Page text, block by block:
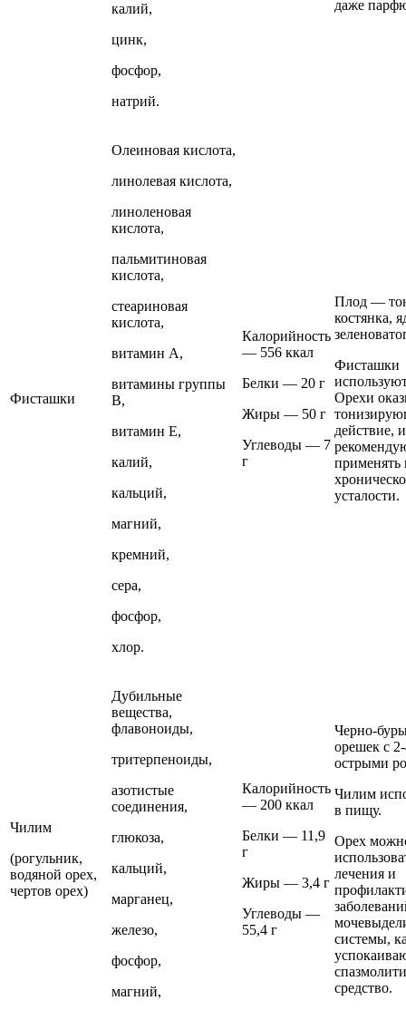
калий,
цинк,
фосфор,
натрий.
даже
Фисташки
Олеиновая кислота,
линолевая кислота,
линоленовая
кислота,
пальмитиновая
кислота,
стеариновая
кислота,
витамин А,
витамины группы
В,
витамин Е,
калий,
кальций,
магний,
кремний,
сера,
фосфор,
хлор.
Калорийность
— 556 ккал
Белки — 20 г
Жиры — 50 г
Углеводы — 7
г
Плод —
костянка,
Фисташки
Орехи
действие,
применять
усталости.
Чилим
(рогульник,
водяной орех,
чертов орех)
Дубильные
вещества,
флавоноиды,
тритерпеноиды,
азотистые
соединения,
глюкоза,
кальций,
марганец,
железо,
фосфор,
магний,
Калорийность
— 200 ккал
Белки — 11,9
г
Жиры — 3,4 г
Углеводы —
55,4 г
Черно-
орешек с
острыми
Чилим
в пищу.
Орех
лечения и
системы,
средство.